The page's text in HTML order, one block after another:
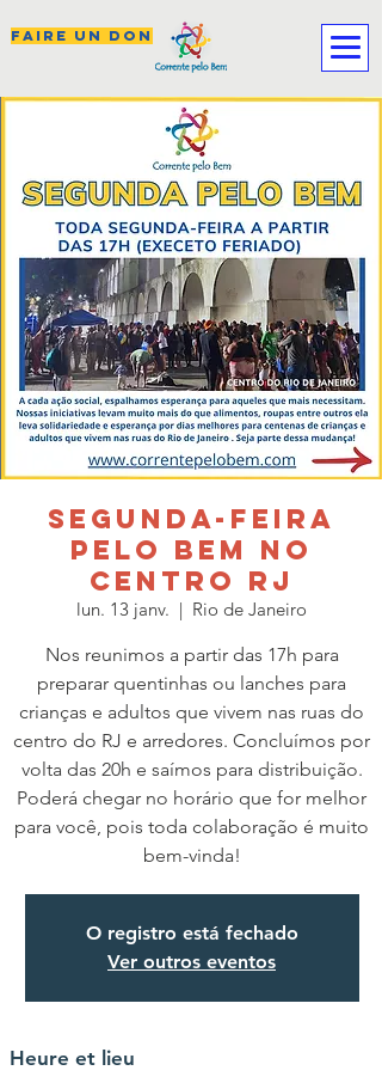
FAIRE UN DON
SEGUNDA-FEIRA
PELO BEM NO
CENTRO RJ
lun. 13 janv.
  |
Rio de Janeiro
Nos reunimos a partir das 17h para
preparar quentinhas ou lanches para
crianças e adultos que vivem nas ruas do
centro do RJ e arredores. Concluímos por
volta das 20h e saímos para distribuição.
Poderá chegar no horário que for melhor
para você, pois toda colaboração é muito
O registro está fechado
Ver outros eventos
Heure et lieu